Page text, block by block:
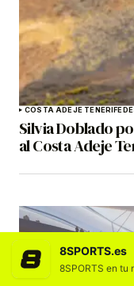
COSTA ADEJE TENERIFE
Silvia Doblado
al Costa Adeje
8SPORTS.es
8SPORTS en tu